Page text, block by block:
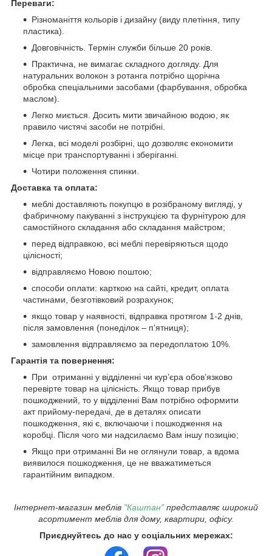
Переваги:
Різноманіття кольорів і дизайну (виду плетіння, типу
пластика).
Довговічність. Термін служби більше 20 років.
Практична, не вимагає складного догляду. Для
натуральних волокон з ротанга потрібно щорічна
обробка спеціальними засобами (фарбування, обробка
маслом).
Легко миється. Досить мити звичайною водою, як
правило чистячі засоби не потрібні.
Легка, всі моделі розбірні, що дозволяє економити
місце при транспортуванні і зберіганні.
Чотири положення спинки.
Доставка та оплата:
меблі доставляють покупцю в розібраному вигляді, у
фабричному пакуванні з інструкцією та фурнітурою для
самостійного складання або складання майстром;
перед відправкою, всі меблі перевіряються щодо
цілісності;
відправляємо Новою поштою;
способи оплати: карткою на сайті, кредит, оплата
частинами, безготівковий розрахунок;
якщо товар у наявності, відправка протягом 1-2 днів,
після замовлення (понеділок – п'ятниця);
замовлення відправляємо за передоплатою 10%.
Гарантія та повернення:
При отриманні у відділенні чи курʼєра обовʼязково
перевірте товар на цілісність. Якщо товар прибув
пошкоджений, то у відділенні Вам потрібно оформити
акт прийому-передачі, де в деталях описати
пошкодження, які є, включаючи і пошкодження на
коробці. Після чого ми надсилаємо Вам іншу позицію;
Якщо при отриманні Ви не оглянули товар, а вдома
виявилося пошкодження, це не вважатиметься
гарантійним випадком.
Інтернет-магазин меблів "Каштан"представляє широкий
асортимент меблів для дому, квартири, офісу.
Приєднуйтесь до нас у соціальних мережах: